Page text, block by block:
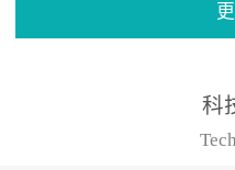
帮助作物增产增收，更要
实力。今天要讲的水溶肥
科